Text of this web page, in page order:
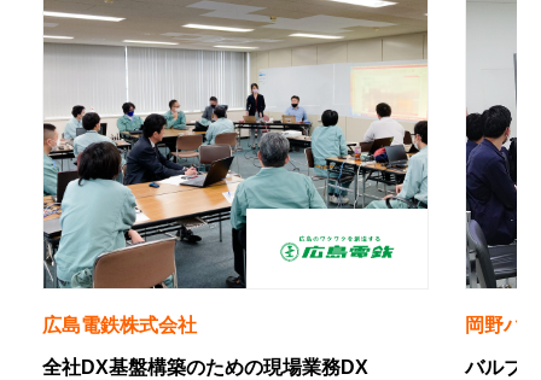
場業務DX
バルブ業界のニッチトップから、設備